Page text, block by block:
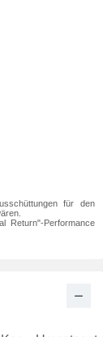
für den
Return"-Performance